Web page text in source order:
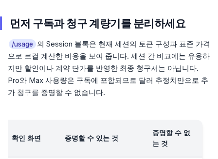
먼저 구독과 청구 계량기를 분리하세요
/usage
의 Session 블록은 현재 세션의 토큰 구성과 표준 가격
으로 로컬 계산한 비용을 보여 줍니다. 세션 간 비교에는 유용하
지만 할인이나 계약 단가를 반영한 최종 청구서는 아닙니다.
Pro와 Max 사용량은 구독에 포함되므로 달러 추정치만으로 추
가 청구를 증명할 수 없습니다.
확인 화면 증명할 수 있는 것
증명할 수 없
는 것